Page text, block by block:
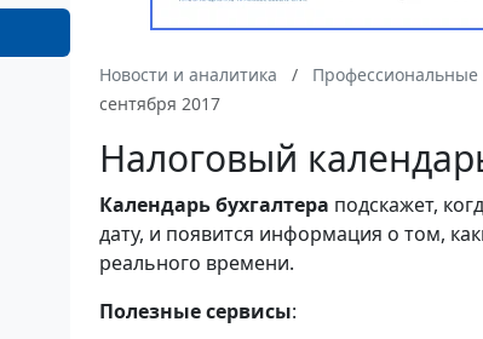
Новости и аналитика Профессиональные
сентября 2017
Налоговый
Календарьбухгалтера подскажет,
дату, и появится информация о том,
реального времени.
Полезные сервисы: